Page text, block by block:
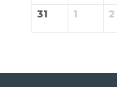
31 1 2